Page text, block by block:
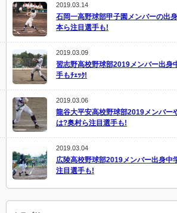
2019.03.14
石岡一高野球部甲子園メンバーの出
本ら注目選手も!
2019.03.09
習志野高校野球部2019メンバー出身
手もﾁｪｯｸ!
2019.03.06
龍谷大平安高校野球部2019メンバー
は?奥村ら注目選手も!
2019.03.04
広陵高校野球部2019メンバー出身中
注目選手も!